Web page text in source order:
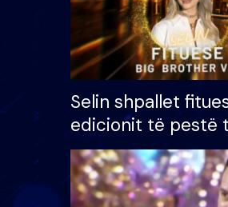
Selin shpallet
edicionit të pestë
Brother VIP,
çmimin e madh
mijë eurosh